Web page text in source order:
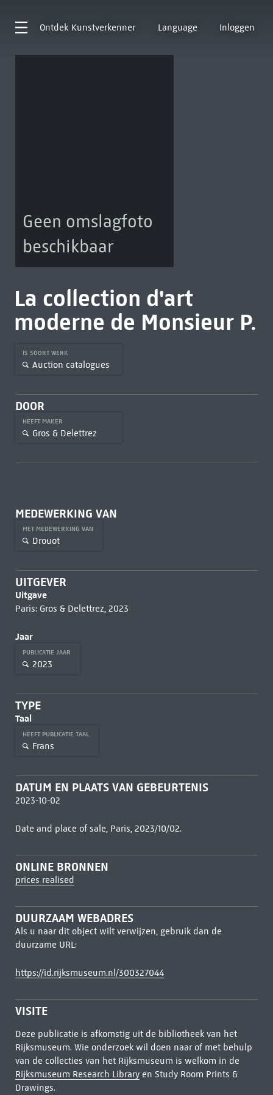
Ontdek Kunstverkenner Language Inloggen
Geen omslagfoto
beschikbaar
La collection d'art
moderne de Monsieur P.
IS SOORT WERK
Auction catalogues
DOOR
HEEFT MAKER
Gros & Delettrez
MEDEWERKING VAN
MET MEDEWERKING VAN
Drouot
UITGEVER
Uitgave
Paris: Gros & Delettrez, 2023
Jaar
PUBLICATIE JAAR
2023
TYPE
Taal
HEEFT PUBLICATIE TAAL
Frans
DATUM EN PLAATS VAN GEBEURTENIS
2023-10-02
Date and place of sale, Paris, 2023/10/02.
ONLINE BRONNEN
prices realised
DUURZAAM WEBADRES
Als u naar dit object wilt verwijzen, gebruik dan de
duurzame URL:
https://id.rijksmuseum.nl/300327044
VISITE
Deze publicatie is afkomstig uit de bibliotheek van het
Rijksmuseum. Wie onderzoek wil doen naar of met behulp
van de collecties van het Rijksmuseum is welkom in de
Rijksmuseum Research Libraryen Study Room Prints &
Drawings.